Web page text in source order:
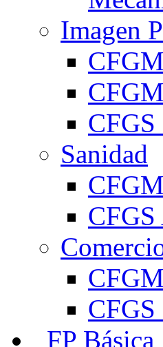
Imagen
Sanidad
CFGS
FP Básica